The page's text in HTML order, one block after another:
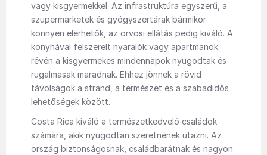
vagy kisgyermekkel. Az infrastruktúra egyszerű, a
szupermarketek és gyógyszertárak bármikor
könnyen elérhetők, az orvosi ellátás pedig kiváló. A
konyhával felszerelt nyaralók vagy apartmanok
révén a kisgyermekes mindennapok nyugodtak és
rugalmasak maradnak. Ehhez jönnek a rövid
távolságok a strand, a természet és a szabadidős
lehetőségek között.
Costa Rica kiváló a természetkedvelő családok
számára, akik nyugodtan szeretnének utazni. Az
ország biztonságosnak, családbarátnak és nagyon